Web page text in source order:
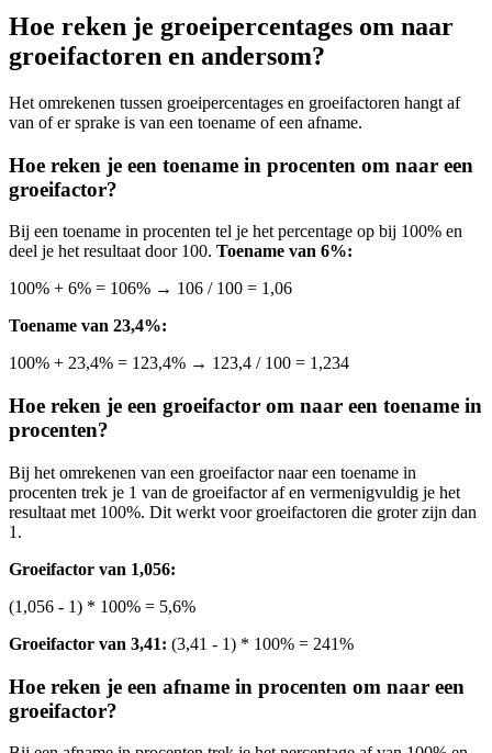
Hoe reken je groeipercentages om naar
groeifactoren en andersom?
Het omrekenen tussen groeipercentages en groeifactoren hangt af
van of er sprake is van een toename of een afname.
Hoe reken je een toename in procenten om naar een
groeifactor?
Bij een toename in procenten tel je het percentage op bij 100% en
deel je het resultaat door 100. Toename van 6%:
100% + 6% = 106% → 106 / 100 = 1,06
Toename van 23,4%:
100% + 23,4% = 123,4% → 123,4 / 100 = 1,234
Hoe reken je een groeifactor om naar een toename in
procenten?
Bij het omrekenen van een groeifactor naar een toename in
procenten trek je 1 van de groeifactor af en vermenigvuldig je het
resultaat met 100%. Dit werkt voor groeifactoren die groter zijn dan
1.
Groeifactor van 1,056:
(1,056 - 1) * 100% = 5,6%
Groeifactor van 3,41: (3,41 - 1) * 100% = 241%
Hoe reken je een afname in procenten om naar een
groeifactor?